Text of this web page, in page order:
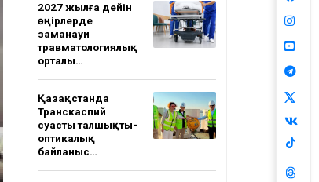
2027 жылға дейін
өңірлерде
заманауи
травматологиялық
орталы…
Қазақстанда
Транскаспий
суасты талшықты-
оптикалық
байланыс…